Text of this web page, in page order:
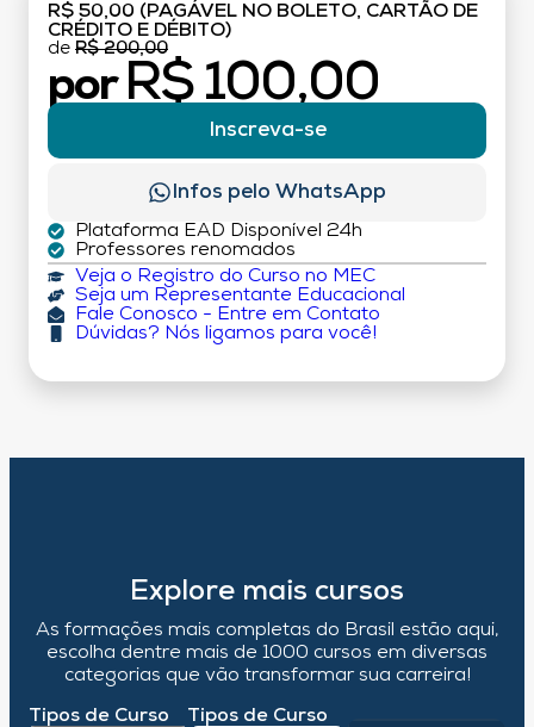
R$ 50,00 (PAGÁVEL NO BOLETO, CARTÃO DE
CRÉDITO E DÉBITO)
de R$ 200,00
por R$ 100,00
Inscreva-se
Infos pelo WhatsApp
Plataforma EAD Disponível 24h
Professores renomados
Veja o Registro do Curso no MEC
Seja um Representante Educacional
Fale Conosco - Entre em Contato
Dúvidas? Nós ligamos para você!
Explore mais cursos
As formações mais completas do Brasil estão aqui,
escolha dentre mais de 1000 cursos em diversas
categorias que vão transformar sua carreira!
Tipos de Curso Tipos de Curso